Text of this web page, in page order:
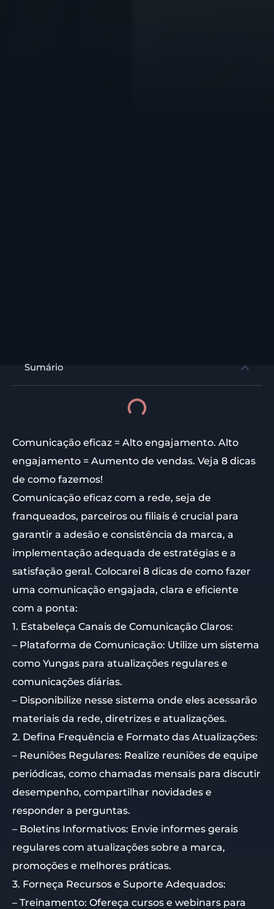
Sumário
Comunicação eficaz = Alto engajamento. Alto
engajamento = Aumento de vendas. Veja 8 dicas
de como fazemos!
Comunicação eficaz com a rede, seja de
franqueados, parceiros ou filiais é crucial para
garantir a adesão e consistência da marca, a
implementação adequada de estratégias e a
satisfação geral. Colocarei 8 dicas de como fazer
uma comunicação engajada, clara e eficiente
com a ponta:
1. Estabeleça Canais de Comunicação Claros:
– Plataforma de Comunicação: Utilize um sistema
como Yungas para atualizações regulares e
comunicações diárias.
– Disponibilize nesse sistema onde eles acessarão
materiais da rede, diretrizes e atualizações.
2. Defina Frequência e Formato das Atualizações:
– Reuniões Regulares: Realize reuniões de equipe
periódicas, como chamadas mensais para discutir
desempenho, compartilhar novidades e
responder a perguntas.
– Boletins Informativos: Envie informes gerais
regulares com atualizações sobre a marca,
promoções e melhores práticas.
3. Forneça Recursos e Suporte Adequados:
– Treinamento: Ofereça cursos e webinars para